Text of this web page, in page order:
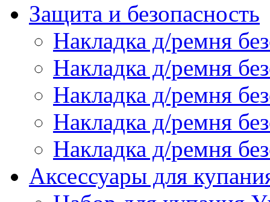
Защита и безопасность
Накладка д/ремня
Накладка д/ремня
Накладка д/ремня
Накладка д/ремня
Накладка д/ремня
Аксессуары для